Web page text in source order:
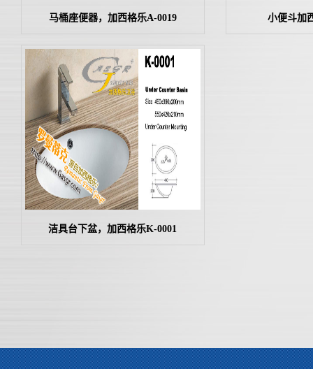
马桶座便器，加西格乐A-0019 小便斗加
洁具台下盆，加西格乐K-0001